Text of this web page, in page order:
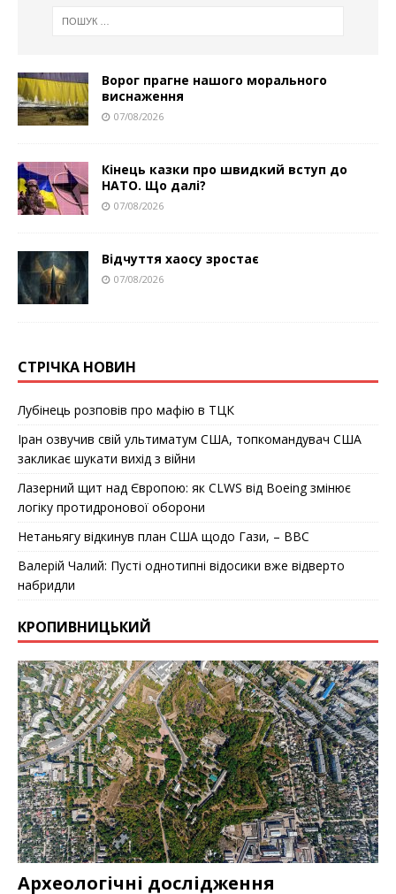
Ворог прагне нашого морального
виснаження
07/08/2026
Кінець казки про швидкий вступ до
НАТО. Що далі?
07/08/2026
Відчуття хаосу зростає
07/08/2026
СТРІЧКА НОВИН
Лубінець розповів про мафію в ТЦК
Іран озвучив свій ультиматум США, топкомандувач США
закликає шукати вихід з війни
Лазерний щит над Європою: як CLWS від Boeing змінює
логіку протидронової оборони
Нетаньягу відкинув план США щодо Гази, – BBC
Валерій Чалий: Пусті однотипні відосики вже відверто
набридли
КРОПИВНИЦЬКИЙ
Археологічні дослідження